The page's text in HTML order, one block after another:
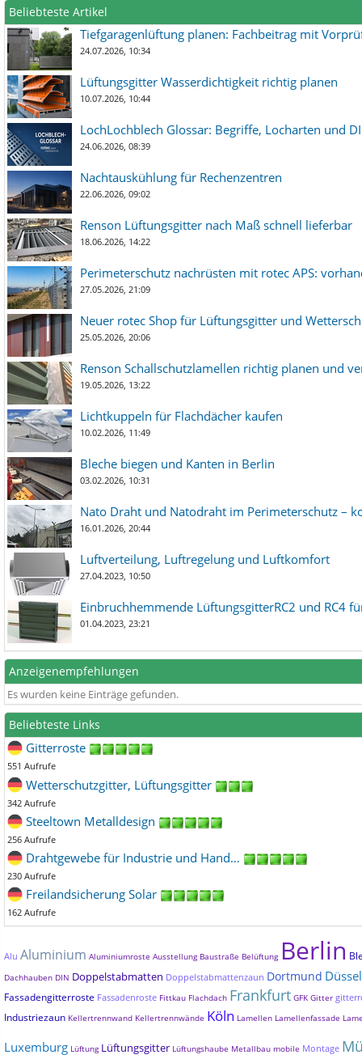
Beliebteste Artikel
Tiefgaragenlüftung planen: Fachbeitrag mit
24.07.2026, 10:34
Lüftungsgitter Wasserdichtigkeit richtig planen
10.07.2026, 10:44
LochLochblech Glossar: Begriffe, Locharten und
24.06.2026, 08:39
Nachtauskühlung für Rechenzentren
22.06.2026, 09:02
Renson Lüftungsgitter nach Maß schnell lieferbar
18.06.2026, 14:22
Perimeterschutz nachrüsten mit rotec APS:
27.05.2026, 21:09
Neuer rotec Shop für Lüftungsgitter und
25.05.2026, 20:06
Renson Schallschutzlamellen richtig planen und
19.05.2026, 13:22
Lichtkuppeln für Flachdächer kaufen
10.02.2026, 11:49
Bleche biegen und Kanten in Berlin
03.02.2026, 10:31
Nato Draht und Natodraht im Perimeterschutz –
16.01.2026, 20:44
Luftverteilung, Luftregelung und Luftkomfort
27.04.2023, 10:50
Einbruchhemmende LüftungsgitterRC2 und RC4
01.04.2023, 23:21
Anzeigenempfehlungen
Es wurden keine Einträge gefunden.
Beliebteste Links
Gitterroste
551 Aufrufe
Wetterschutzgitter, Lüftungsgitter
342 Aufrufe
Steeltown Metalldesign
256 Aufrufe
Drahtgewebe für Industrie und Hand…
230 Aufrufe
Freilandsicherung Solar
162 Aufrufe
Alu Aluminium Aluminiumroste Ausstellung Baustraße Belüftung Berlin
Dachhauben DIN Doppelstabmatten Doppelstabmattenzaun Dortmund
Fassadengitterroste Fassadenroste Fittkau Flachdach Frankfurt GFK Gitter
Industriezaun Kellertrennwand Kellertrennwände Köln Lamellen Lamellenfassade
Luxemburg Lüftung Lüftungsgitter Lüftungshaube Metallbau mobile Montage